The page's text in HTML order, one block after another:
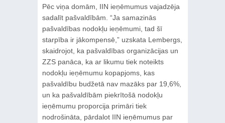
Pēc viņa domām, IIN ieņēmumus vajadzēja
sadalīt pašvaldībām. “Ja samazinās
pašvaldības nodokļu ieņēmumi, tad šī
starpība ir jākompensē,” uzskata Lembergs,
skaidrojot, ka pašvaldības organizācijas un
ZZS panāca, ka ar likumu tiek noteikts
nodokļu ieņēmumu kopapjoms, kas
pašvaldību budžetā nav mazāks par 19,6%,
un ka pašvaldībām piekrītošā nodokļu
ieņēmumu proporcija primāri tiek
nodrošināta, pārdalot IIN ieņēmumus par